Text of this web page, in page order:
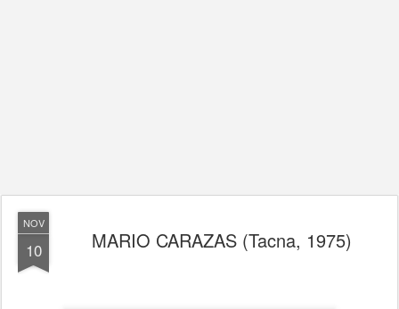
NOV
10 MARIO CARAZAS (Tacna, 1975)